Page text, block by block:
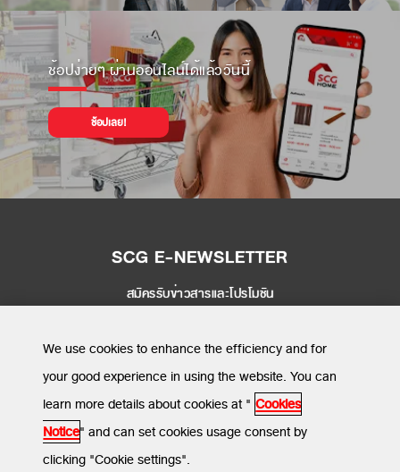
ช้อปง่ายๆ ผ่านออนไลน์ได้แล้ววันนี้
ช้อปเลย!
SCG E-NEWSLETTER
สมัครรับข่าวสารและโปรโมชัน
SEND
MENU
ข้อกำหนดและเงื่อนไข
We use cookies to enhance the efficiency and for
your good experience in using the website. You can
learn more details about cookies at " Cookies
Notice" and can set cookies usage consent by
clicking "Cookie settings".